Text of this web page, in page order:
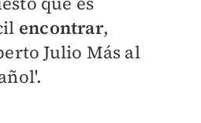
encontrar,
Julio Más al